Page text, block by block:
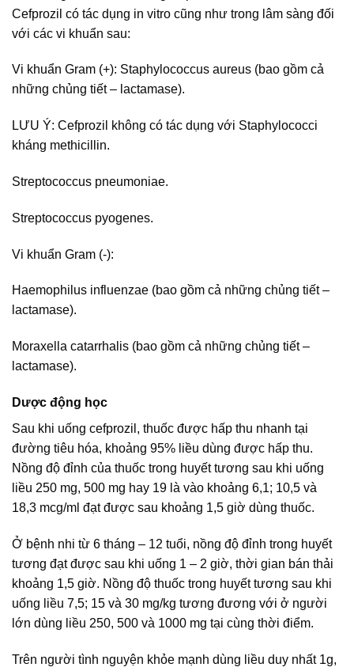
Cefprozil có tác dụng in vitro cũng như trong lâm sàng đối
với các vi khuẩn sau:
Vi khuẩn Gram (+): Staphylococcus aureus (bao gồm cả
những chủng tiết – lactamase).
LƯU Ý: Cefprozil không có tác dụng với Staphylococci
kháng methicillin.
Streptococcus pneumoniae.
Streptococcus pyogenes.
Vi khuẩn Gram (-):
Haemophilus influenzae (bao gồm cả những chủng tiết –
lactamase).
Moraxella catarrhalis (bao gồm cả những chủng tiết –
lactamase).
Dược động học
Sau khi uống cefprozil, thuốc được hấp thu nhanh tại
đường tiêu hóa, khoảng 95% liều dùng được hấp thu.
Nồng độ đỉnh của thuốc trong huyết tương sau khi uống
liều 250 mg, 500 mg hay 19 là vào khoảng 6,1; 10,5 và
18,3 mcg/ml đạt được sau khoảng 1,5 giờ dùng thuốc.
Ở bệnh nhi từ 6 tháng – 12 tuổi, nồng độ đỉnh trong huyết
tương đạt được sau khi uống 1 – 2 giờ, thời gian bán thải
khoảng 1,5 giờ. Nồng độ thuốc trong huyết tương sau khi
uống liều 7,5; 15 và 30 mg/kg tương đương với ở người
lớn dùng liều 250, 500 và 1000 mg tại cùng thời điểm.
Trên người tình nguyện khỏe mạnh dùng liều duy nhất 1g,